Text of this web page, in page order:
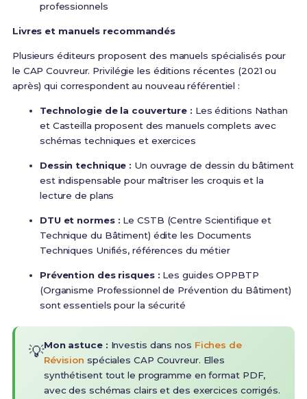
professionnels
Livres et manuels recommandés
Plusieurs éditeurs proposent des manuels spécialisés pour
le CAP Couvreur. Privilégie les éditions récentes (2021 ou
après) qui correspondent au nouveau référentiel :
Technologie de la couverture : Les éditions Nathan
et Casteilla proposent des manuels complets avec
schémas techniques et exercices
Dessin technique : Un ouvrage de dessin du bâtiment
est indispensable pour maîtriser les croquis et la
lecture de plans
DTU et normes : Le CSTB (Centre Scientifique et
Technique du Bâtiment) édite les Documents
Techniques Unifiés, références du métier
Prévention des risques : Les guides OPPBTP
(Organisme Professionnel de Prévention du Bâtiment)
sont essentiels pour la sécurité
💡Mon astuce : Investis dans nos Fiches de
Révision spéciales CAP Couvreur. Elles
synthétisent tout le programme en format PDF,
avec des schémas clairs et des exercices corrigés.